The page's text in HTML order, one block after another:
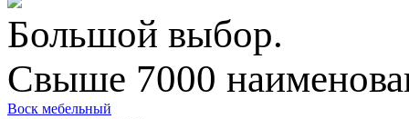
Большой выбор.
Свыше 7000
Воск мебельный